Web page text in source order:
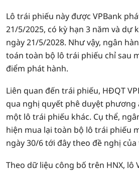
Lô trái phiếu này được VPBank
21/5/2025, có kỳ hạn 3 năm và dự
ngày 21/5/2028. Như vậy, ngân
toán toàn bộ lô trái phiếu chỉ sau
điểm phát hành.
Liên quan đến trái phiếu, HĐQT
qua nghị quyết phê duyệt phương
một lô trái phiếu khác. Cụ thể,
hiện mua lại toàn bộ lô trái phiếu
ngày 30/6 tới đây theo đề nghị
Theo dữ liệu công bố trên HNX, lô